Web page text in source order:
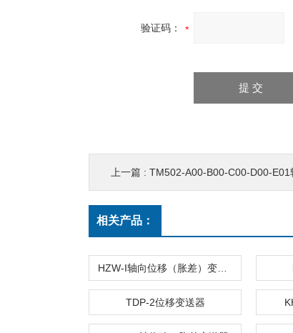
验证码：
上一篇 : TM502-A00-B00-C00-D00-E01轴向
相关产品：
TDP-2位移变送器